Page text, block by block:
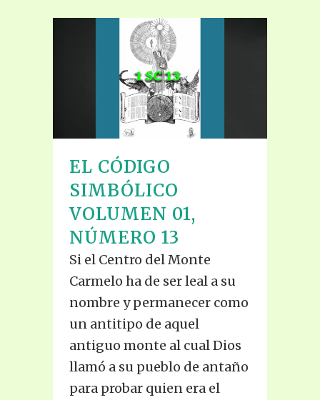
EL CÓDIGO
SIMBÓLICO
VOLUMEN 01,
NÚMERO 13
Si el Centro del Monte
Carmelo ha de ser leal a su
nombre y permanecer como
un antitipo de aquel
antiguo monte al cual Dios
llamó a su pueblo de antaño
para probar quien era el